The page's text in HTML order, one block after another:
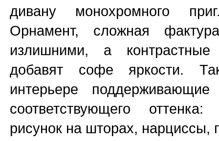
дивану монохромного
Орнамент, сложная
излишними, а
добавят софе яркости.
интерьере
соответствующего
рисунок на шторах, нарциссы,